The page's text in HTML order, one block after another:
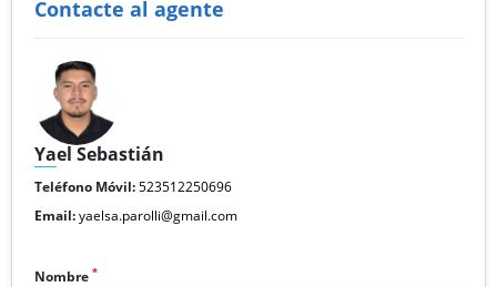
Contacte al agente
Yael Sebastián
Teléfono Móvil:523512250696
Email:yaelsa.parolli@gmail.com
Nombre *